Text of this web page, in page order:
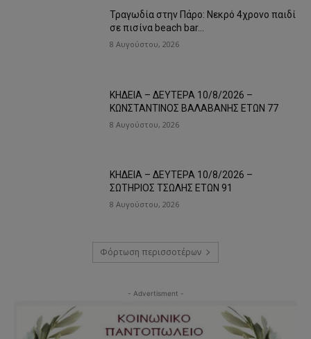
Τραγωδία στην Πάρο: Νεκρό 4χρονο παιδί
σε πισίνα beach bar…
8 Αυγούστου, 2026
ΚΗΔΕΙΑ – ΔΕΥΤΕΡΑ 10/8/2026 –
ΚΩΝΣΤΑΝΤΙΝΟΣ ΒΑΛΑΒΑΝΗΣ ΕΤΩΝ 77
8 Αυγούστου, 2026
ΚΗΔΕΙΑ – ΔΕΥΤΕΡΑ 10/8/2026 –
ΣΩΤΗΡΙΟΣ ΤΣΩΛΗΣ ΕΤΩΝ 91
8 Αυγούστου, 2026
Φόρτωση περισσοτέρων
- Advertisment -